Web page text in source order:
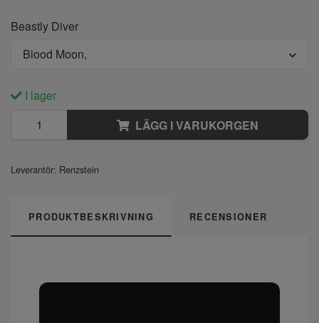
Beastly Diver
Blood Moon,
I lager
LÄGG I VARUKORGEN
Leverantör: Renzstein
PRODUKTBESKRIVNING RECENSIONER